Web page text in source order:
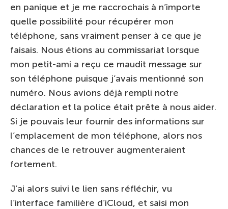
en panique et je me raccrochais à n’importe
quelle possibilité pour récupérer mon
téléphone, sans vraiment penser à ce que je
faisais. Nous étions au commissariat lorsque
mon petit-ami a reçu ce maudit message sur
son téléphone puisque j’avais mentionné son
numéro. Nous avions déjà rempli notre
déclaration et la police était prête à nous aider.
Si je pouvais leur fournir des informations sur
l’emplacement de mon téléphone, alors nos
chances de le retrouver augmenteraient
fortement.
J’ai alors suivi le lien sans réfléchir, vu
l’interface familière d’iCloud, et saisi mon